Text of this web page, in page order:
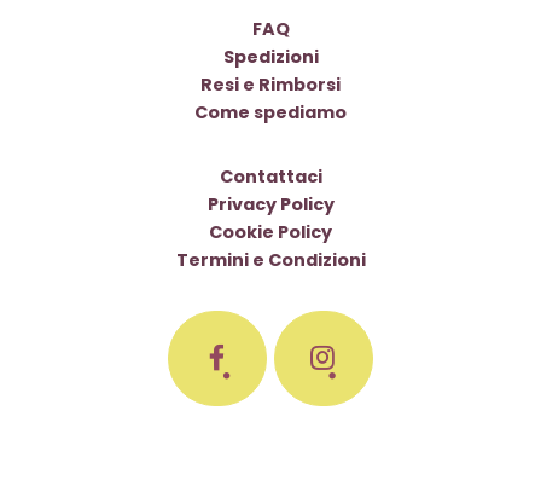
FAQ
Spedizioni
Resi e Rimborsi
Come spediamo
Contattaci
Privacy Policy
Cookie Policy
Termini e Condizioni